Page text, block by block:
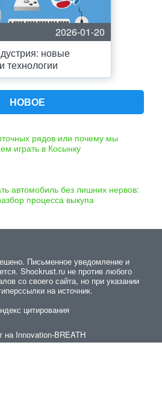
2026-01-20
новые
технологии
НОВОЕ
рядов или почему мы
играть в Косынку
автомобиль без лишних нервов:
процесса выкупа
Письменное уведомление и
Shockrust.ru не против любого
со своего сайта, но при указании
на источник.
на Innovation-BREATH